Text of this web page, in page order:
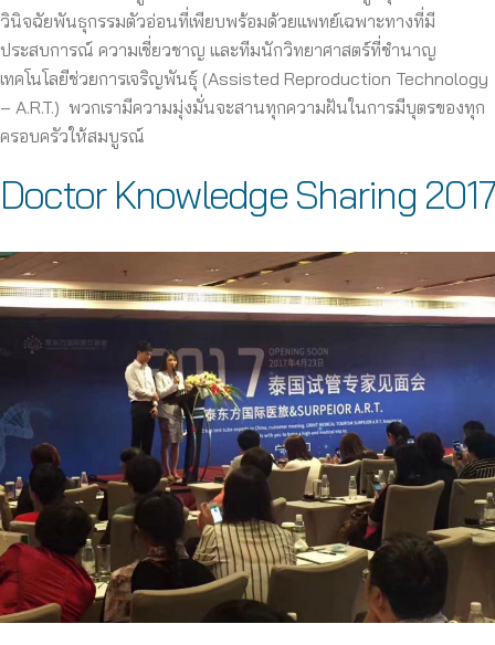
วินิจฉัยพันธุกรรมตัวอ่อนที่เพียบพร้อมด้วยแพทย์เฉพาะทางที่มี
ประสบการณ์ ความเชี่ยวชาญ และทีมนักวิทยาศาสตร์ที่ชำนาญ
เทคโนโลยีช่วยการเจริญพันธุ์ (Assisted Reproduction Technology
– A.R.T.) พวกเรามีความมุ่งมั่นจะสานทุกความฝันในการมีบุตรของทุก
ครอบครัวให้สมบูรณ์
Doctor Knowledge Sharing 2017